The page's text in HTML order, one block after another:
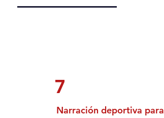
7
Narración deportiva para